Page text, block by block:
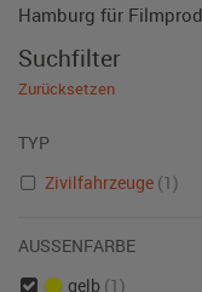
Hamburg für
Suchfilter
Zurücksetzen
TYP
Zivilfahrzeuge (1)
AUSSENFARBE
gelb (1)